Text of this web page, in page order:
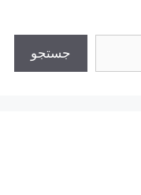
جستجو